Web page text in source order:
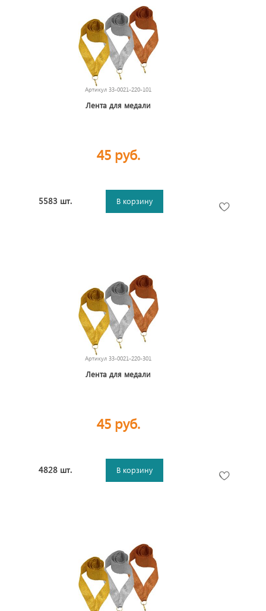
Артикул 33-0021-220-101
Лента для медали
45 руб.
5583 шт. В корзину
Артикул 33-0021-220-301
Лента для медали
45 руб.
4828 шт. В корзину